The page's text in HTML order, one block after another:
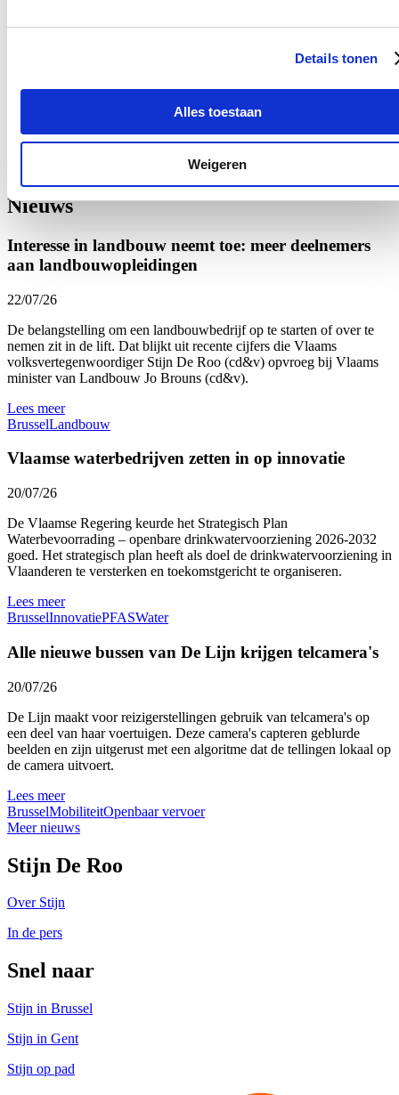
Details tonen
Alles toestaan
Weigeren
vinden van een akkoord voor dat zogenaamde doorstortscenario."
Stijn De Roo: "Ik hoop dat er binnen de Vlaamse regering een
consensus gevonden wordt, zodat we kleine overtredingen en
recidive vlotter kunnen handhaven en verder kunnen
investeren in verkeersveiligheid in onze mooie stad."
hier (her)bekijken.
Nieuws
Interesse in landbouw neemt toe: meer deelnemers
aan landbouwopleidingen
22/07/26
De belangstelling om een landbouwbedrijf op te starten of over te
nemen zit in de lift. Dat blijkt uit recente cijfers die Vlaams
volksvertegenwoordiger Stijn De Roo (cd&v) opvroeg bij Vlaams
minister van Landbouw Jo Brouns (cd&v).
Lees meer
BrusselLandbouw
Vlaamse waterbedrijven zetten in op innovatie
20/07/26
De Vlaamse Regering keurde het Strategisch Plan
Waterbevoorrading – openbare drinkwatervoorziening 2026-2032
goed. Het strategisch plan heeft als doel de drinkwatervoorziening in
Vlaanderen te versterken en toekomstgericht te organiseren.
Lees meer
BrusselInnovatiePFASWater
Alle nieuwe bussen van De Lijn krijgen telcamera's
20/07/26
De Lijn maakt voor reizigerstellingen gebruik van telcamera's op
een deel van haar voertuigen. Deze camera's capteren geblurde
beelden en zijn uitgerust met een algoritme dat de tellingen lokaal op
de camera uitvoert.
Lees meer
BrusselMobiliteitOpenbaar vervoer
Meer nieuws
Stijn De Roo
Over Stijn
In de pers
Snel naar
Stijn in Brussel
Stijn in Gent
Stijn op pad